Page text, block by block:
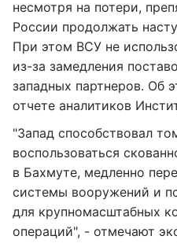
несмотря на потери,
России продолжать
При этом ВСУ не
из-за замедления
западных партнеров. Об
отчете аналитиков
"Запад способствовал
воспользоваться
в Бахмуте, медленно
системы вооружений и
для крупномасштабных
операций", - отмечают